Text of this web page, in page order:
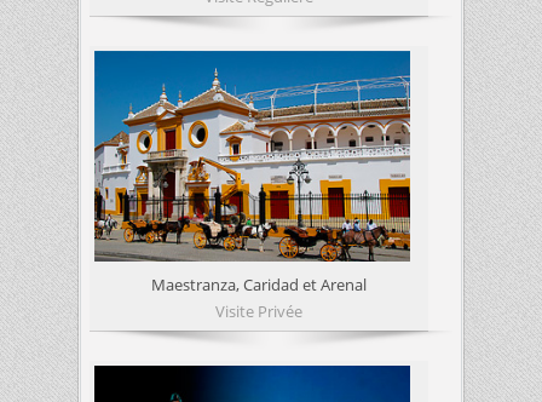
Maestranza, Caridad et Arenal
Visite Privée